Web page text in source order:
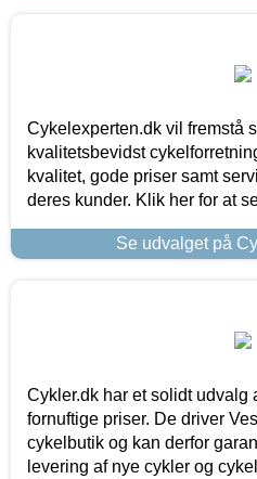
Cykelexperten.dk vil fremstå
kvalitetsbevidst
kvalitet, gode priser samt
deres kunder. Klik her for at
Se udvalget på
Cykler.dk har et solidt udvalg
fornuftige priser. De driver
cykelbutik og kan derfor
levering af nye cykler og